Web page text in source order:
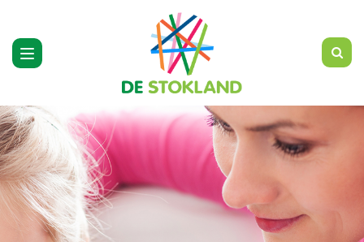
Toggle
navigation